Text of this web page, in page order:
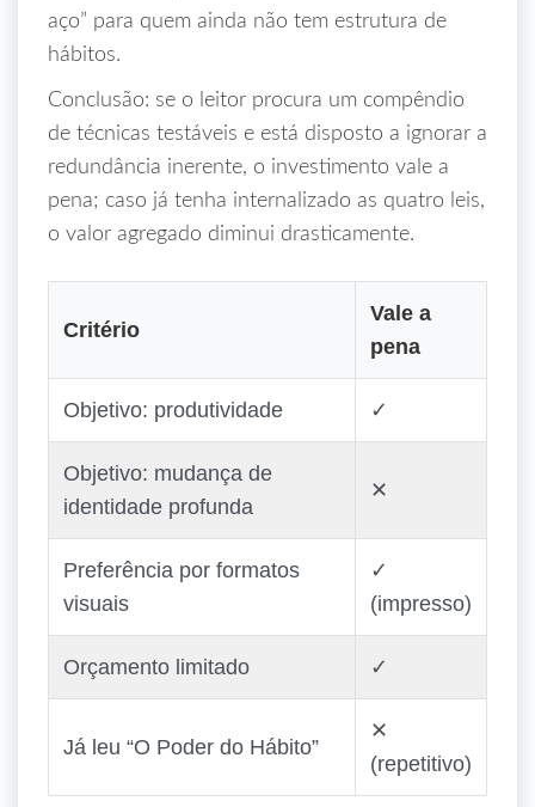
aço” para quem ainda não tem estrutura de
hábitos.
Conclusão: se o leitor procura um compêndio
de técnicas testáveis e está disposto a ignorar a
redundância inerente, o investimento vale a
pena; caso já tenha internalizado as quatro leis,
o valor agregado diminui drasticamente.
Critério
Vale a
pena
Objetivo: produtividade ✓
Objetivo: mudança de
identidade profunda
✕
Preferência por formatos
visuais
✓
(impresso)
Orçamento limitado ✓
Já leu “O Poder do Hábito”
✕
(repetitivo)